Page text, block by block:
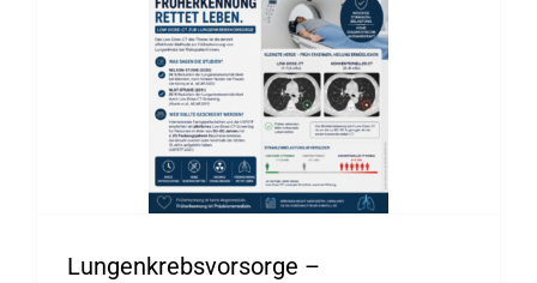
Lungenkrebsvorsorge –